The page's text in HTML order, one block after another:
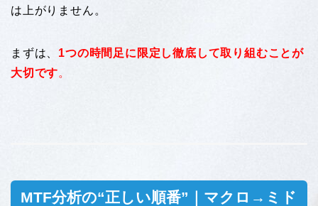
は上がりません。
まずは、 1つの時間足に限定し徹底して取り組むことが
大切です。
MTF分析の“正しい順番”｜マクロ→ミド